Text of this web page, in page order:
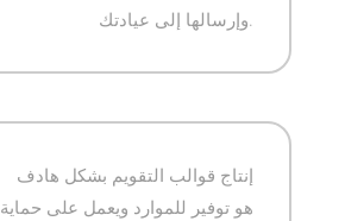
وإرسالها إلى عيادتك.
إنتاج قوالب التقويم بشكل هادف
هو توفير للموارد ويعمل على حماية